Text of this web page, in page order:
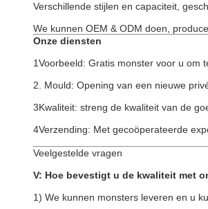
Verschillende stijlen en capaciteit,
We kunnen OEM & ODM doen,
Onze diensten
1Voorbeeld: Gratis monster voor u om
2. Mould: Opening van een nieuwe
3Kwaliteit: streng de kwaliteit van de
4Verzending: Met gecoöperateerde
Veelgestelde vragen
V: Hoe bevestigt u de kwaliteit met
1) We kunnen monsters leveren en u